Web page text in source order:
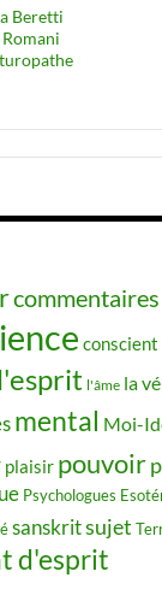
Beretti
commentaires
conscient
l'esprit l'âme la
mental Moi-
plaisir pouvoir
Psychologues
sanskritsujet
d'esprit